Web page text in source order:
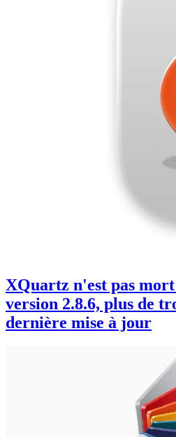
XQuartz n'est pas mort
version 2.8.6, plus de
dernière mise à jour